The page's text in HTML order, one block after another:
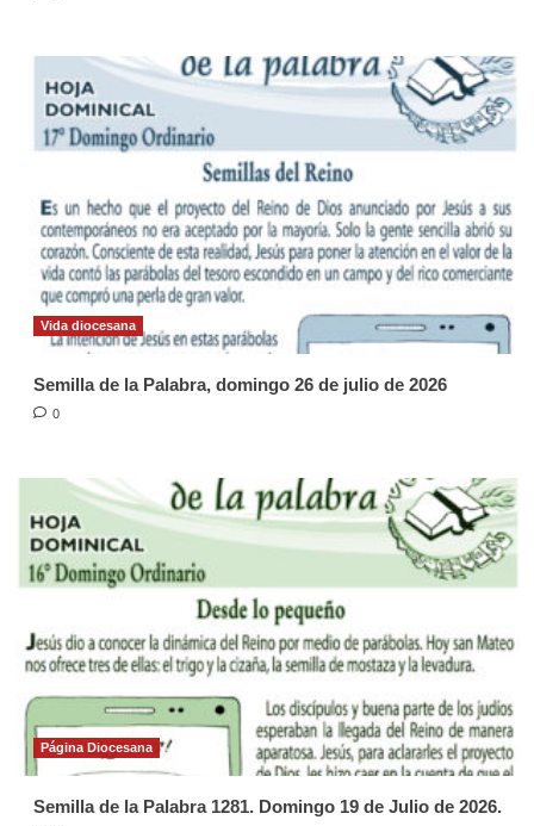
Vida diocesana
Semilla de la Palabra, domingo 26 de julio de 2026
0
Página Diocesana
Semilla de la Palabra 1281. Domingo 19 de Julio de 2026.